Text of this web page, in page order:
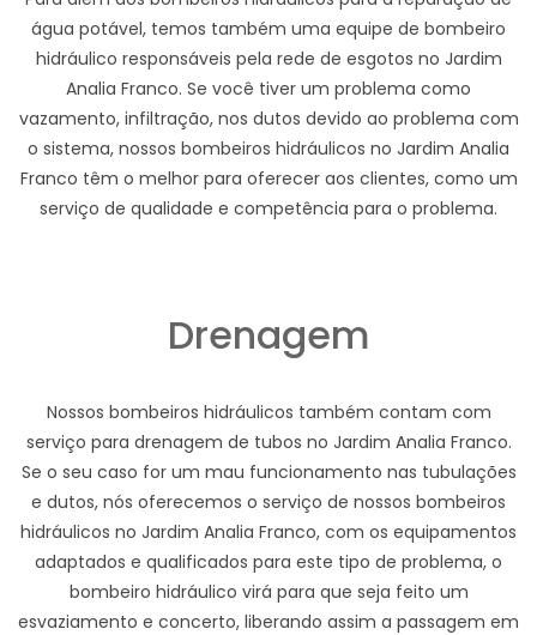
água potável, temos também uma equipe de bombeiro
hidráulico responsáveis pela rede de esgotos no Jardim
Analia Franco. Se você tiver um problema como
vazamento, infiltração, nos dutos devido ao problema com
o sistema, nossos bombeiros hidráulicos no Jardim Analia
Franco têm o melhor para oferecer aos clientes, como um
serviço de qualidade e competência para o problema.
Drenagem
Nossos bombeiros hidráulicos também contam com
serviço para drenagem de tubos no Jardim Analia Franco.
Se o seu caso for um mau funcionamento nas tubulações
e dutos, nós oferecemos o serviço de nossos bombeiros
hidráulicos no Jardim Analia Franco, com os equipamentos
adaptados e qualificados para este tipo de problema, o
bombeiro hidráulico virá para que seja feito um
esvaziamento e concerto, liberando assim a passagem em